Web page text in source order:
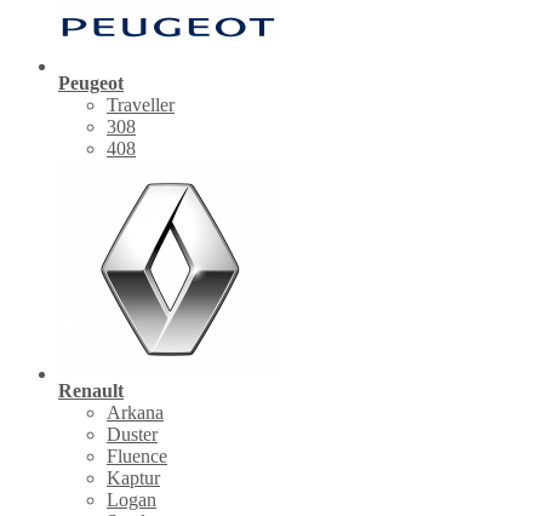
Peugeot
Traveller
308
408
Renault
Arkana
Duster
Fluence
Kaptur
Logan